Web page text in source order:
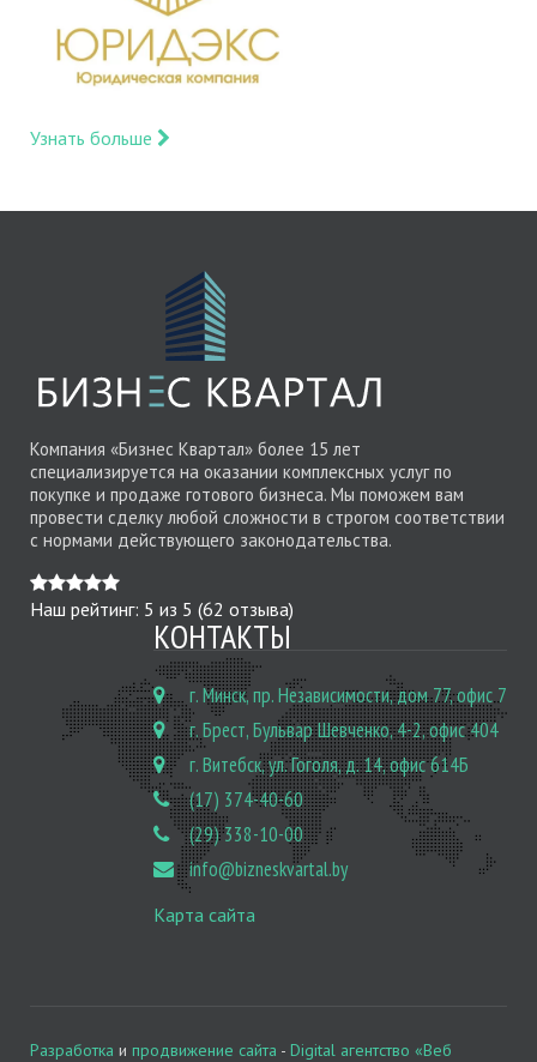
Узнать больше
Компания «Бизнес Квартал» более 15 лет
специализируется на оказании комплексных услуг по
покупке и продаже готового бизнеса. Мы поможем вам
провести сделку любой сложности в строгом соответствии
с нормами действующего законодательства.
Наш рейтинг: 5 из 5 (62 отзыва)
КОНТАКТЫ
г. Минск, пр. Независимости, дом 77, офис 7
г. Брест, Бульвар Шевченко, 4-2, офис 404
г. Витебск, ул. Гоголя, д. 14, офис 614Б
(17) 374-40-60
(29) 338-10-00
info@bizneskvartal.by
Карта сайта
Разработка и продвижение сайта - Digital агентство «Веб